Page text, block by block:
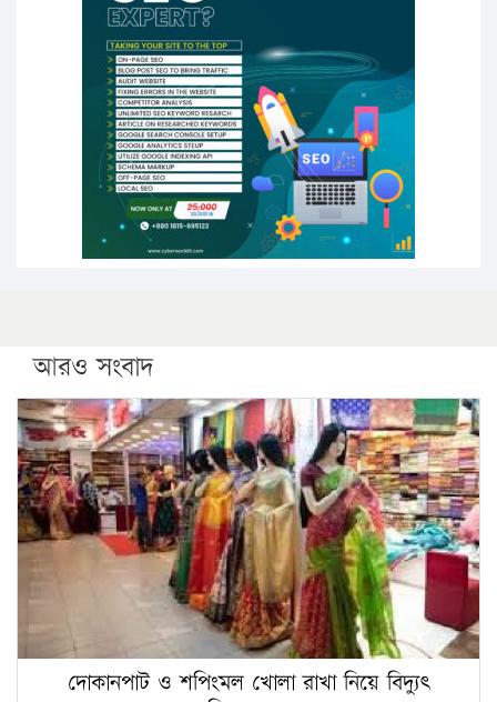
উচ্চশিক্ষায় গৌরবময় অর্জন: পূর্ণ স্কলারশিপে যুক্তরাষ্ট্রে
পিএইচডি করছেন কুয়েটের কৃতি…
সারা দেশে বজ্রাঘাতে ১৪ জনের প্রাণহানি
কঠোর হচ্ছে এসএসসি ও এইচএসসি পরীক্ষা
ফরিদগঞ্জে আগুনে পুড়লো ৬ ব্যবসা প্রতিষ্ঠান
আরও সংবাদ
দোকানপাট ও শপিংমল খোলা রাখা নিয়ে বিদ্যুৎ